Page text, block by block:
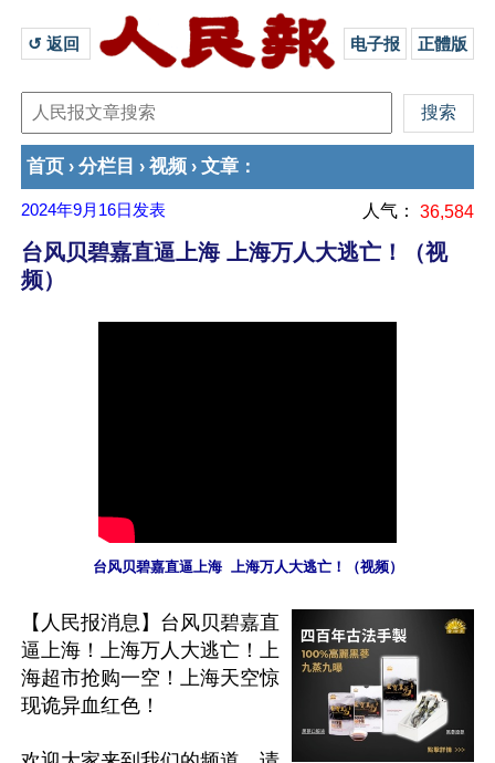
↺ 返回 电子报 正體版
首页 › 分栏目 › 视频 › 文章 ：
2024年9月16日 发表 人气： 36,584
台风贝碧嘉直逼上海 上海万人大逃亡！（视
频）
台风贝碧嘉直逼上海  上海万人大逃亡！（视频）
【人民报消息】台风贝碧嘉直
逼上海！上海万人大逃亡！上
海超市抢购一空！上海天空惊
现诡异血红色！